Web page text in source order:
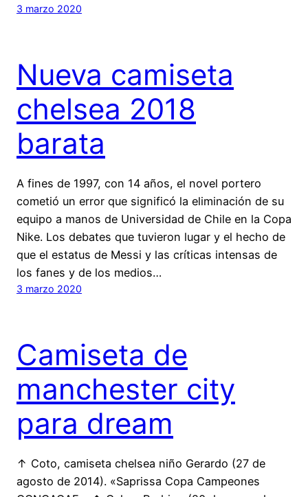
3 marzo 2020
Nueva camiseta
chelsea 2018
barata
A fines de 1997, con 14 años, el novel portero
cometió un error que significó la eliminación de su
equipo a manos de Universidad de Chile en la Copa
Nike. Los debates que tuvieron lugar y el hecho de
que el estatus de Messi y las críticas intensas de
los fanes y de los medios…
3 marzo 2020
Camiseta de
manchester city
para dream
↑ Coto, camiseta chelsea niño Gerardo (27 de
agosto de 2014). «Saprissa Copa Campeones